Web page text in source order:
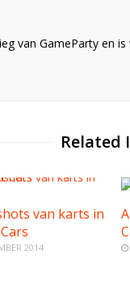
van GameParty en
Related
van karts in
2014